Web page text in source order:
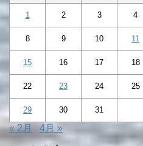
1 2 3 4
8 9 10 11
15 16 17 18
22 23 24 25
29 30 31
« 2月 4月 »